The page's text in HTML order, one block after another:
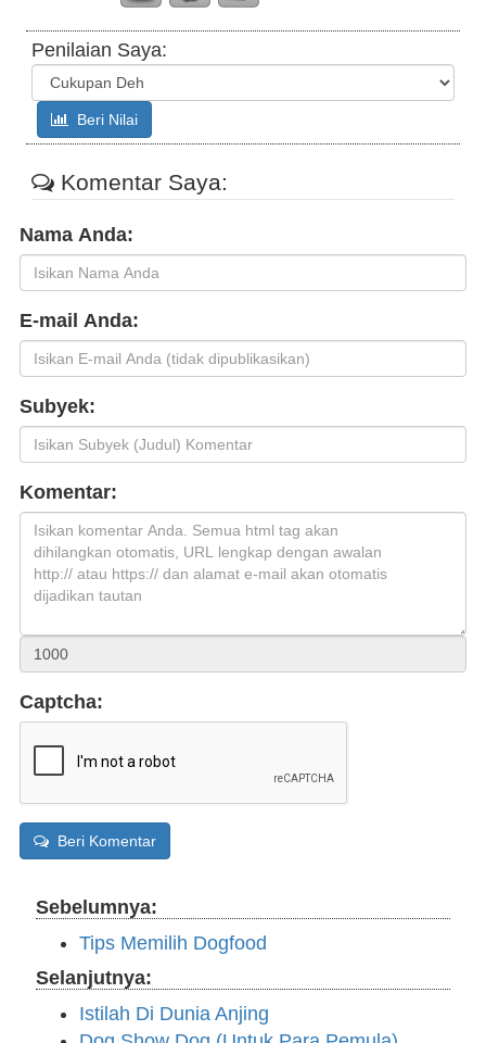
Penilaian Saya:
Beri Nilai
Komentar Saya:
Nama Anda:
E-mail Anda:
Subyek:
Komentar:
Captcha:
Beri Komentar
Sebelumnya:
Tips Memilih Dogfood
Selanjutnya:
Istilah Di Dunia Anjing